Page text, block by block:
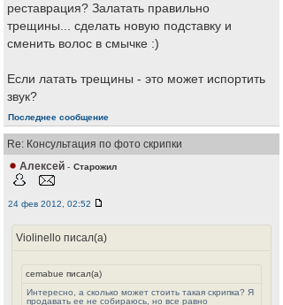
реставрация? Залатать правильно
трещины... сделать новую подставку и
сменить волос в смычке :)
Если латать трещины - это может испортить
звук?
Последнее сообщение
Re: Консультация по фото скрипки
Алексей - Старожил
24 фев 2012, 02:52
Violinello писал(а)
cemabue писал(а)
Интересно, а сколько может стоить такая скрипка? Я
продавать ее не собираюсь, но все равно